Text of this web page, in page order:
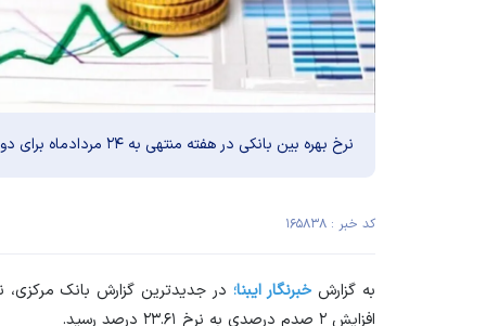
نرخ بهره بین بانکی در هفته منتهی به ۲۴ مردادماه برای دومین هفته متوالی افزایش یافت.
کد خبر : ۱۶۵۸۳۸
به گزارشخبرنگار ایبنا؛
افزایش ۲ صدم درصدی به نرخ ۲۳.۶۱ درصد رسید.